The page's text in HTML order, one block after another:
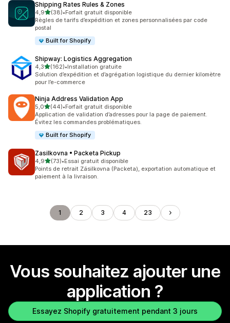
Shipping Rates Rules & Zones
4,9étoile(s) sur 5
(38)
38 avis au total
•Forfait gratuit disponible
Règles de tarifs d’expédition et zones personnalisées par code
postal
Built for Shopify
Shipway: Logistics Aggregation
4,3étoile(s) sur 5
(162)
162 avis au total
•Installation gratuite
Solution d’expédition et d’agrégation logistique du dernier kilomètre
pour l’e-commerce
Ninja Address Validation App
5,0étoile(s) sur 5
(44)
44 avis au total
•Forfait gratuit disponible
Application de validation d’adresses pour la page de paiement.
Évitez les commandes problématiques.
Built for Shopify
Zasilkovna • Packeta Pickup
4,9étoile(s) sur 5
(73)
73 avis au total
•Essai gratuit disponible
Points de retrait Zásilkovna (Packeta), exportation automatique et
paiement à la livraison.
1 2 3 4 23
Vous souhaitez ajouter une
application ?
Essayez Shopify gratuitement pendant 3 jours